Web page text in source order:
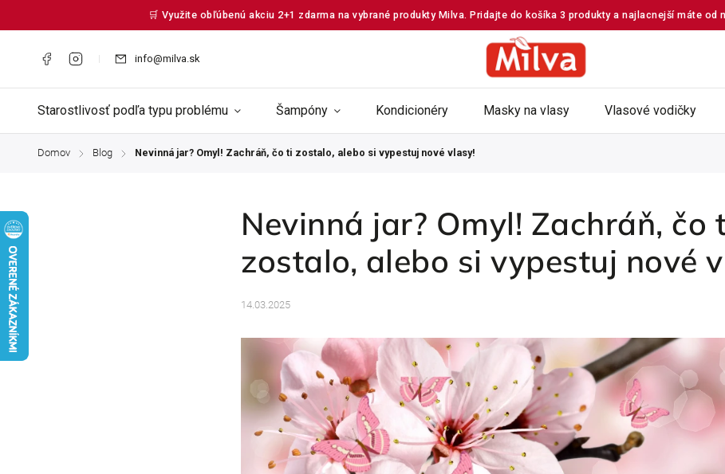
🛒 Využite obľúbenú akciu 2+1 zdarma na vybrané produkty Milva. Pridajte do košíka 3 produkty a najlacnejší máte od
info@milva.sk
Starostlivosť podľa typu problému Šampóny Kondicionéry Masky na vlasy Vlasové vodičky
Domov / Blog / Nevinná jar? Omyl! Zachráň, čo ti zostalo, alebo si vypestuj nové vlasy!
Nevinná jar? Omyl! Zachráň, čo
zostalo, alebo si vypestuj nové
14.03.2025